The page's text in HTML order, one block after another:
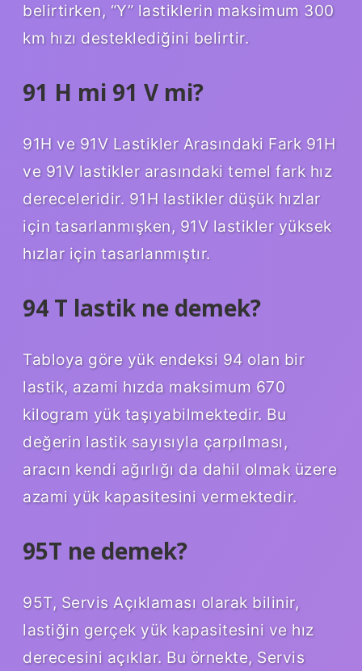
belirtirken, “Y” lastiklerin maksimum 300
km hızı desteklediğini belirtir.
91 H mi 91 V mi?
91H ve 91V Lastikler Arasındaki Fark 91H
ve 91V lastikler arasındaki temel fark hız
dereceleridir. 91H lastikler düşük hızlar
için tasarlanmışken, 91V lastikler yüksek
hızlar için tasarlanmıştır.
94 T lastik ne demek?
Tabloya göre yük endeksi 94 olan bir
lastik, azami hızda maksimum 670
kilogram yük taşıyabilmektedir. Bu
değerin lastik sayısıyla çarpılması,
aracın kendi ağırlığı da dahil olmak üzere
azami yük kapasitesini vermektedir.
95T ne demek?
95T, Servis Açıklaması olarak bilinir,
lastiğin gerçek yük kapasitesini ve hız
derecesini açıklar. Bu örnekte, Servis